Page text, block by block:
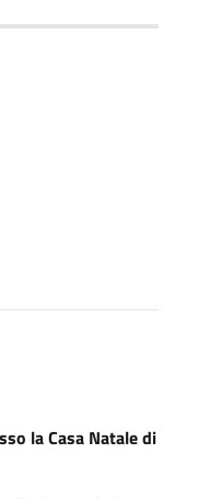
la Casa Natale di